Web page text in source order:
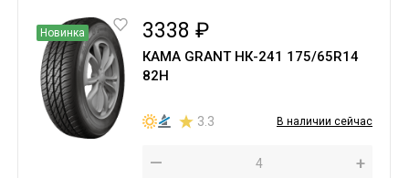
Новинка 3338 ₽
КАМА GRANT НК-241 175/65R14
82H
3.3 В наличии сейчас
— +